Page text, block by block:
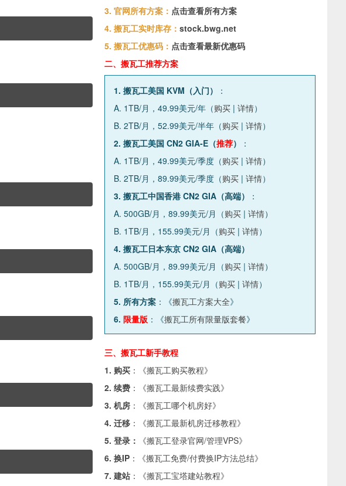
3. 官网所有方案： 点击查看所有方案
4. 搬瓦工实时库存： stock.bwg.net
5. 搬瓦工优惠码： 点击查看最新优惠码
二、搬瓦工推荐方案
1. 搬瓦工美国 KVM（入门）
：
A. 1TB/月，49.99美元/年（购买 | 详情）
B. 2TB/月，52.99美元/半年（购买 | 详情）
2. 搬瓦工美国 CN2 GIA-E（推荐）
：
A. 1TB/月，49.99美元/季度（购买 | 详情）
B. 2TB/月，89.99美元/季度（购买 | 详情）
3. 搬瓦工中国香港 CN2 GIA（高端）
：
A. 500GB/月，89.99美元/月（购买 | 详情）
B. 1TB/月，155.99美元/月（购买 | 详情）
4. 搬瓦工日本东京 CN2 GIA（高端）
A. 500GB/月，89.99美元/月（购买 | 详情）
B. 1TB/月，155.99美元/月（购买 | 详情）
5. 所有方案 ：《搬瓦工方案大全》
6. 限量版 ：《搬瓦工所有限量版套餐》
三、搬瓦工新手教程
1. 购买 ：《搬瓦工购买教程》
2. 续费 ：《搬瓦工最新续费实践》
3. 机房 ：《搬瓦工哪个机房好》
4. 迁移 ：《搬瓦工最新机房迁移教程》
5. 登录：
《搬瓦工登录官网/管理VPS》
6. 换IP ：《搬瓦工免费/付费换IP方法总结》
7. 建站 ：《搬瓦工宝塔建站教程》